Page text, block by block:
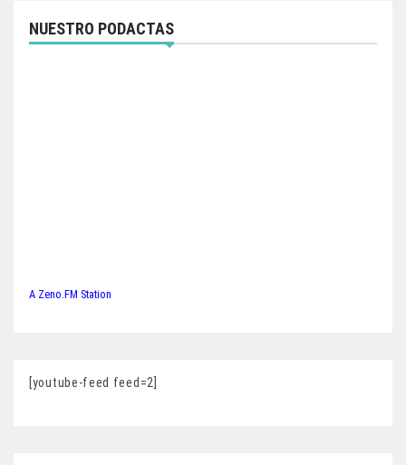
NUESTRO PODACTAS
A Zeno.FM Station
[youtube-feed feed=2]